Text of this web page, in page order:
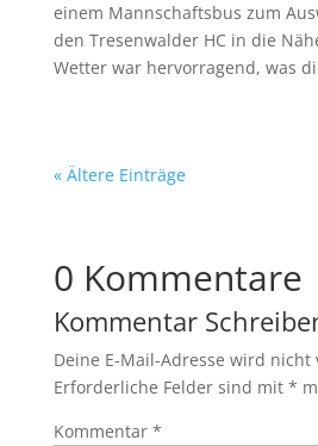
einem Mannschaftsbus zum
den Tresenwalder HC in die
Wetter war hervorragend, was
« Ältere Einträge
0 Kommentare
Kommentar
Deine E-Mail-Adresse wird
Erforderliche Felder sind mit *
Kommentar *